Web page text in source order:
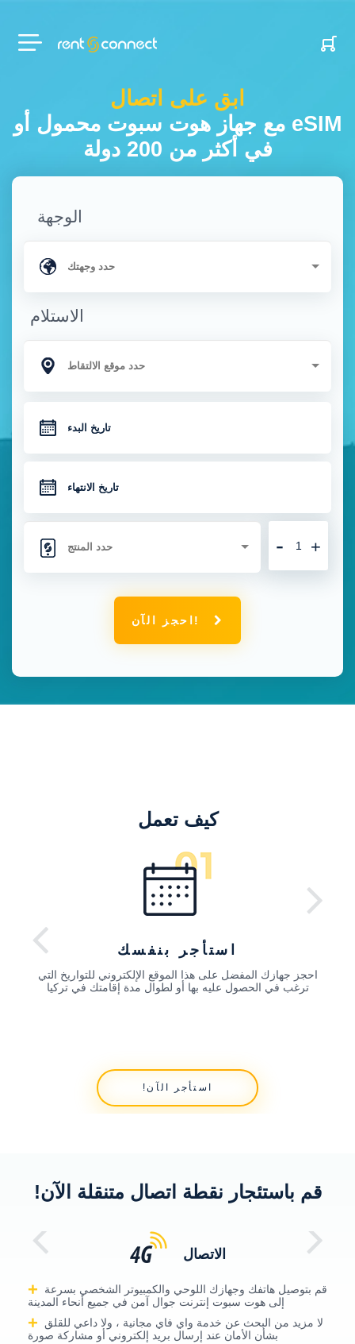
RENT'N
CONNECT
ابق على اتصال
مع جهاز هوت سبوت محمول أو eSIM
في أكثر من 200 دولة
الوجهة
الاستلام
+
-
احجز الآن!
كيف تعمل
استأجر بنفسك
احجز جهازك المفضل على هذا الموقع الإلكتروني للتواريخ التي
ترغب في الحصول عليه بها أو لطوال مدة إقامتك في تركيا
!استأجر الآن
!قم باستئجار نقطة اتصال متنقلة الآن
الاتصال
قم بتوصيل هاتفك وجهازك اللوحي والكمبيوتر الشخصي بسرعة
إلى هوت سبوت إنترنت جوال آمن في جميع أنحاء المدينة
لا مزيد من البحث عن خدمة واي فاي مجانية ، ولا داعي للقلق
بشأن الأمان عند إرسال بريد إلكتروني أو مشاركة صورة